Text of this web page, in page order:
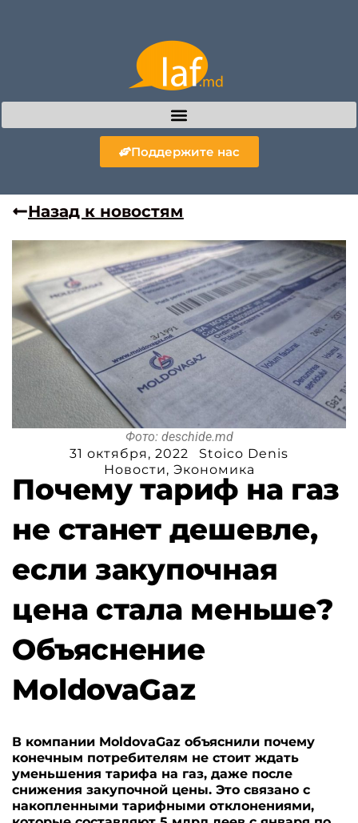
Поддержите нас
Назад к новостям
Фото: deschide.md
31 октября, 2022
Stoico Denis
Новости, Экономика
Почему тариф на газ
не станет дешевле,
если закупочная
цена стала меньше?
Объяснение
MoldovaGaz
В компании MoldovaGaz объяснили почему
конечным потребителям не стоит ждать
уменьшения тарифа на газ, даже после
снижения закупочной цены. Это связано с
накопленными тарифными отклонениями,